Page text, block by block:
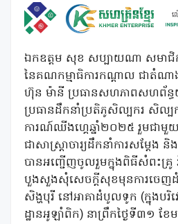
ឯកឧត្តម សុខ សប្បាយណា សមាជិ
នៃគណកម្មាធិការកណ្តាល ជាតំណា
ហ៊ុន ម៉ានី ប្រធានសហភាពសហព័ន្ធ
ប្រធានដឹកនាំប្រតិភូសិល្បករ សិល្បក
ការណ៍ឈីងហ្គេឆ្នាំ២០២៥ រួមជាមួ
ជាសាស្រ្តាចារ្យដឹកនាំការសម្ដែ
បានអញ្ជើញចូលរួមក្នុងពិធីសំពះគ្
បួងសួងសុំសេចក្តីសុខមុនការចេញ
សិង្ហបុរី នៅអាគាដំបូលទូក (ក្នុងប
ដ្ឋានអូឡាំពិក) នាព្រឹកថ្ងៃទី៣១ ខែ